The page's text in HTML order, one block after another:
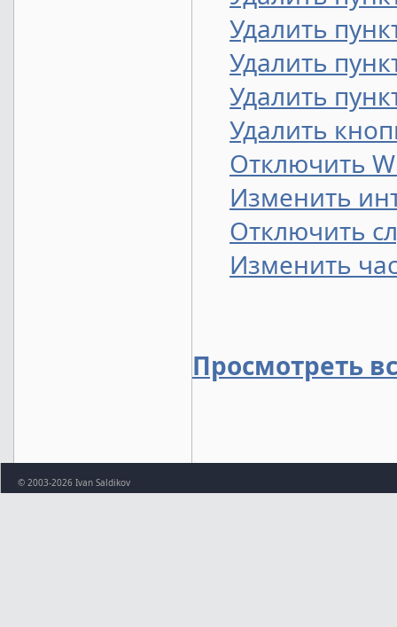
Удалить
Удалить
Удалить
Удалить
Отключить
Изменить
Отключить
Изменить
Просмотреть
© 2003-2026 Ivan Saldikov